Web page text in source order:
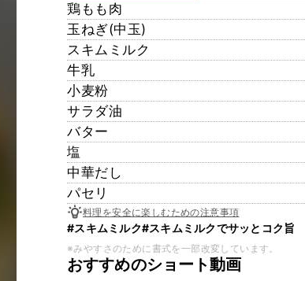
鶏もも肉
玉ねぎ(中玉)
スキムミルク
牛乳
小麦粉
サラダ油
バター
塩
中華だし
パセリ
料理を安全に楽しむための注意事項
#スキムミルク#スキムミルクでサッとコク旨
※みやすさのために書式を一部改変しています。
おすすめのショート動画